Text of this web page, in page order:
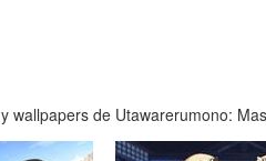
wallpapers de Utawarerumono: